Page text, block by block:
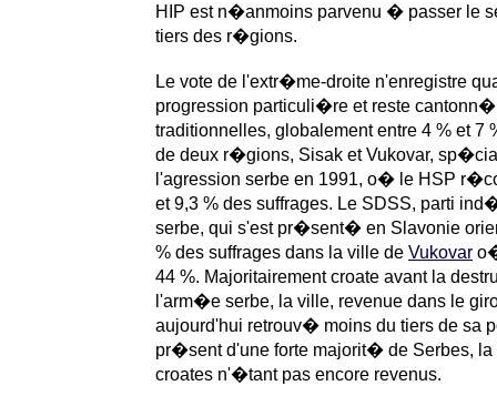
HIP est n�anmoins parvenu � passer le
tiers des r�gions.
Le vote de l'extr�me-droite n'enregistre
progression particuli�re et reste
traditionnelles, globalement entre 4 % et 7
de deux r�gions, Sisak et Vukovar,
l'agression serbe en 1991, o� le HSP
et 9,3 % des suffrages. Le SDSS, parti
serbe, qui s'est pr�sent� en Slavonie
% des suffrages dans la ville de Vukovar
44 %. Majoritairement croate avant la
l'arm�e serbe, la ville, revenue dans le
aujourd'hui retrouv� moins du tiers de sa
pr�sent d'une forte majorit� de Serbes,
croates n'�tant pas encore revenus.